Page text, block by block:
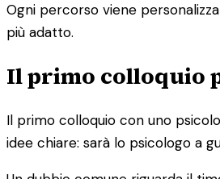
Ogni percorso viene
più adatto.
Il primo colloquio
Il primo colloquio con uno
idee chiare: sarà lo psicologo a